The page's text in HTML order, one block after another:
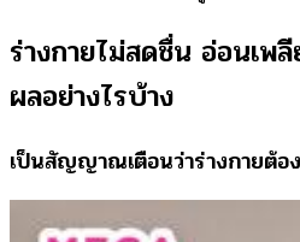
ร่างกายไม่สดชื่น อ่อนเ
ผลอย่างไรบ้าง
เป็นสัญญาณเตือนว่าร่างกายต้อ